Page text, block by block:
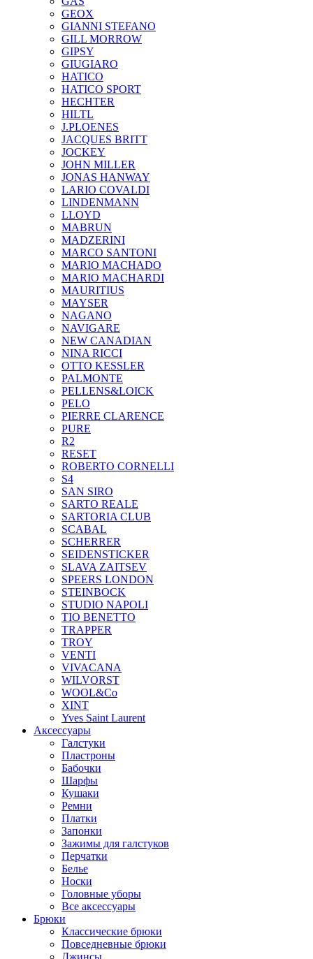
GEOX
GIANNI STEFANO
GILL MORROW
GIPSY
GIUGIARO
HATICO
HATICO SPORT
HECHTER
HILTL
J.PLOENES
JAСQUES BRITT
JOCKEY
JOHN MILLER
JONAS HANWAY
LARIO COVALDI
LINDENMANN
LLOYD
MABRUN
MADZERINI
MARCO SANTONI
MARIO MACHADO
MARIO MACHARDI
MAURITIUS
MAYSER
NAGANO
NAVIGARE
NEW CANADIAN
NINA RICCI
OTTO KESSLER
PALMONTE
PELLENS&LOICK
PELO
PIERRE CLARENCE
PURE
R2
RESET
ROBERTO CORNELLI
S4
SAN SIRO
SARTO REALE
SARTORIA CLUB
SCABAL
SCHERRER
SEIDENSTICKER
SLAVA ZAITSEV
SPEERS LONDON
STEINBOCK
STUDIO NAPOLI
TIO BENETTO
TRAPPER
TROY
VENTI
VIVACANA
WILVORST
WOOL&Co
XINT
Yves Saint Laurent
Аксессуары
Галстуки
Пластроны
Бабочки
Шарфы
Кушаки
Ремни
Платки
Запонки
Зажимы для галстуков
Перчатки
Белье
Носки
Головные уборы
Все аксессуары
Брюки
Классические брюки
Повседневные брюки
Джинсы